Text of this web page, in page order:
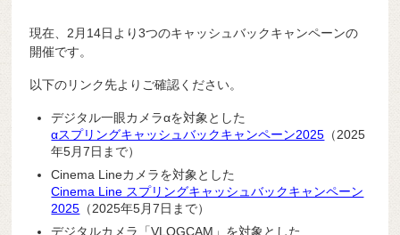
現在、2月14日より3つのキャッシュバックキャンペーンの
開催です。
以下のリンク先よりご確認ください。
デジタル一眼カメラαを対象とした
αスプリングキャッシュバックキャンペーン2025 （2025
年5月7日まで）
Cinema Lineカメラを対象とした
Cinema Line スプリングキャッシュバックキャンペーン
2025 （2025年5月7日まで）
デジタルカメラ「VLOGCAM」を対象とした